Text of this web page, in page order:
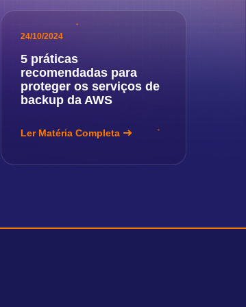
24/10/2024
5 práticas
recomendadas para
proteger os serviços de
backup da AWS
Ler Matéria Completa